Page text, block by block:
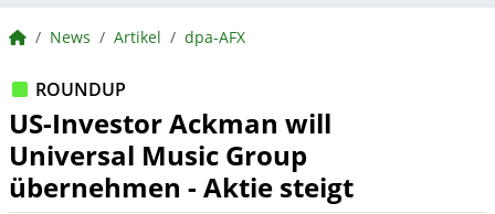
BörsenNEWS.de
News Artikel dpa-AFX
ROUNDUP
US-Investor Ackman will
Universal Music Group
übernehmen - Aktie steigt